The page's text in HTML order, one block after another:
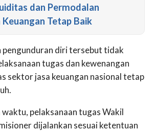
dan Permodalan
Keuangan Tetap Baik
pengunduran diri tersebut tidak
tugas dan kewenangan
sektor jasa keuangan nasional tetap
pelaksanaan tugas Wakil
dijalankan sesuai ketentuan